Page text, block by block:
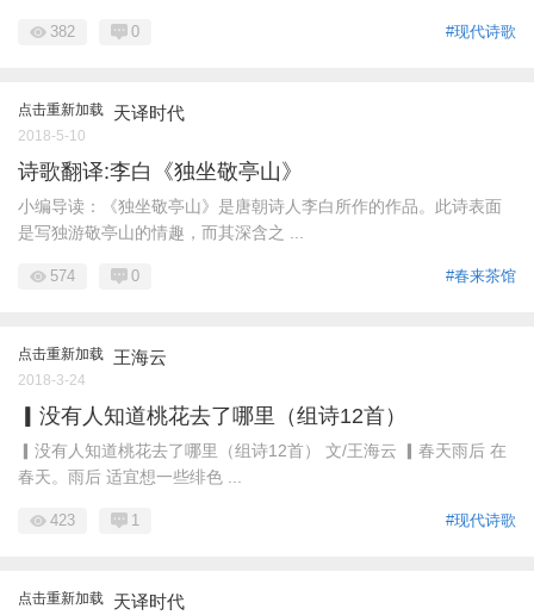
#现代诗歌
382 0
点击重新加载 天译时代
2018-5-10
诗歌翻译:李白《独坐敬亭山》
小编导读：《独坐敬亭山》是唐朝诗人李白所作的作品。此诗表面
是写独游敬亭山的情趣，而其深含之 ...
#春来茶馆
574 0
点击重新加载 王海云
2018-3-24
▎没有人知道桃花去了哪里（组诗12首）
▎没有人知道桃花去了哪里（组诗12首） 文/王海云 ▎春天雨后 在
春天。雨后 适宜想一些绯色 ...
#现代诗歌
423 1
点击重新加载 天译时代